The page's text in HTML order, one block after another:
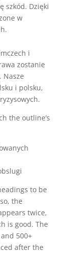
szkód. Dzięki
w
i
zostanie
Nasze
i polsku,
the outline’s
to be
the
twice,
is good. The
500+
after the